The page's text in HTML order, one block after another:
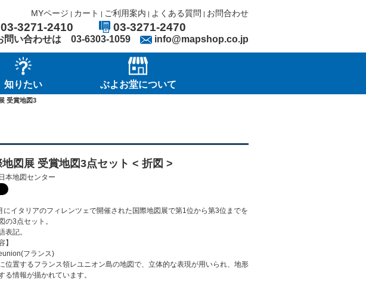
MYページ | カート | ご利用案内 | よくある質問 | お問合わせ
03-3271-2410 03-3271-2470
問い合わせは 03-6303-1059 info@mapshop.co.jp
知りたい ぶよお堂について
受賞地図3
地図展 受賞地図3点セット < 折図 >
本地図センター
にイタリアのフィレンツェで開催された国際地図展で第1位から第3位までを
の3点セット。
表記。
】
フランス)
位置するフランス領レユニオン島の地図で、立体的な表現が用いられ、地形
る情報が描かれています。